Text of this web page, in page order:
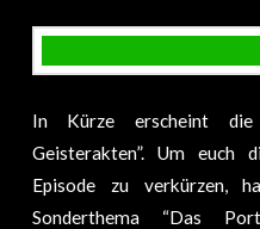
In Kürze erscheint
Geisterakten”. Um euch
Episode zu verkürzen,
Sonderthema “Das